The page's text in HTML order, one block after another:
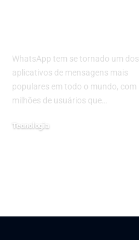
WhatsApp tem se tornado um dos
aplicativos de mensagens mais
populares em todo o mundo, com
milhões de usuários que…
Tecnologia